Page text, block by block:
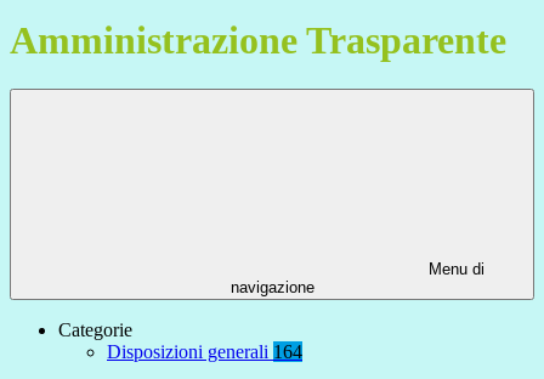
Amministrazione Trasparente
Menu di
navigazione
Categorie
Disposizioni generali 164